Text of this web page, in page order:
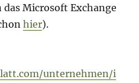
Microsoft Exchange
hier).
unternehmen/i